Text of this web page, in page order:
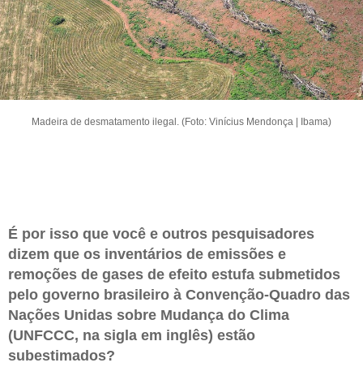
Madeira de desmatamento ilegal. (Foto: Vinícius Mendonça | Ibama)
É por isso que você e outros pesquisadores
dizem que os inventários de emissões e
remoções de gases de efeito estufa submetidos
pelo governo brasileiro à Convenção-Quadro das
Nações Unidas sobre Mudança do Clima
(UNFCCC, na sigla em inglês) estão
subestimados?